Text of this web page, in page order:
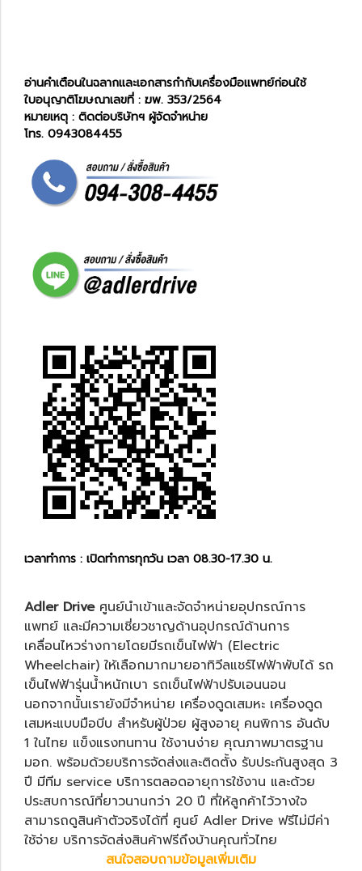
อ่านคำเตือนในฉลากและเอกสารกำกับเครื่องมือแพทย์ก่อนใช้
ใบอนุญาติโฆษณาเลขที่ : ฆพ. 353/2564
หมายเหตุ : ติดต่อบริษัทฯ ผู้จัดจำหน่าย
โทร. 0943084455
เวลาทำการ : เปิดทำการทุกวัน เวลา 08.30-17.30 น.
Adler Driveศูนย์นำเข้าและจัดจำหน่ายอุปกรณ์การ
แพทย์ และมีความเชี่ยวชาญด้านอุปกรณ์ด้านการ
เคลื่อนไหวร่างกายโดยมีรถเข็นไฟฟ้า (Electric
Wheelchair) ให้เลือกมากมายอาทิวีลแชร์ไฟฟ้าพับได้ รถ
เข็นไฟฟ้ารุ่นน้ำหนักเบา รถเข็นไฟฟ้าปรับเอนนอน
นอกจากนั้นเรายังมีจำหน่าย เครื่องดูดเสมหะ เครื่องดูด
เสมหะแบบมือบีบ สำหรับผู้ป่วย ผู้สูงอายุ คนพิการ อันดับ
1 ในไทย แข็งแรงทนทาน ใช้งานง่าย คุณภาพมาตรฐาน
มอก. พร้อมด้วยบริการจัดส่งและติดตั้ง รับประกันสูงสุด 3
ปี มีทีม service บริการตลอดอายุการใช้งาน และด้วย
ประสบการณ์ที่ยาวนานกว่า 20 ปี ที่ให้ลูกค้าไว้วางใจ
สามารถดูสินค้าตัวจริงได้ที่ ศูนย์ Adler Drive ฟรีไม่มีค่า
ใช้จ่าย บริการจัดส่งสินค้าฟรีถึงบ้านคุณทั่วไทย
สนใจสอบถามข้อมูลเพิ่มเติม